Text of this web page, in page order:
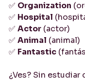
✅ Organization
✅ Hospital
✅ Actor (actor)
✅ Animal (animal)
✅ Fantastic
¿Ves? Sin estudiar